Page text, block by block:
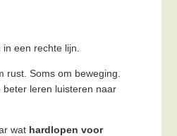
een rechte lijn.
rust. Soms om beweging.
beter leren luisteren naar
wat hardlopen voor